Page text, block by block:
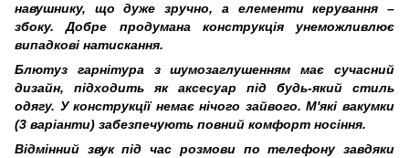
навушнику, що дуже зручно, а елементи керування –
збоку. Добре продумана конструкція унеможливлює
випадкові натискання.
Блютуз гарнітура з шумозаглушенням має сучасний
дизайн, підходить як аксесуар під будь-який стиль
одягу. У конструкції немає нічого зайвого. М'які вакумки
(3 варіанти) забезпечують повний комфорт носіння.
Відмінний звук під час розмови по телефону завдяки